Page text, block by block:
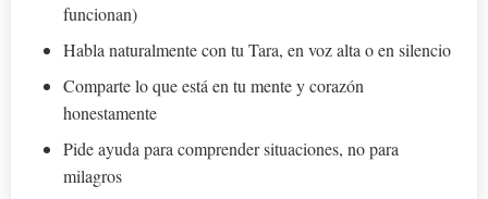
funcionan)
Habla naturalmente con tu Tara, en voz alta o en silencio
Comparte lo que está en tu mente y corazón
honestamente
Pide ayuda para comprender situaciones, no para
milagros